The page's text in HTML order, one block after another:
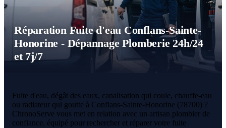
Réparation Fuite d'eau Conflans-Sainte-
Honorine - Dépannage Plomberie 24h/24
et 7j/7
Fuite d'eau, dégât des eaux, canalisation qui coule, chauffe-eau
ou radiateur qui goutte à Conflans-Sainte-Honorine (78700) ?
ChronoServe vous met en relation avec un artisan plombier de
confiance, équipé pour rechercher et réparer votre fuite